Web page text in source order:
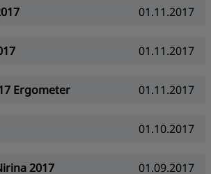
01.11.2017
01.11.2017
Ergometer 01.11.2017
01.10.2017
2017 01.09.2017